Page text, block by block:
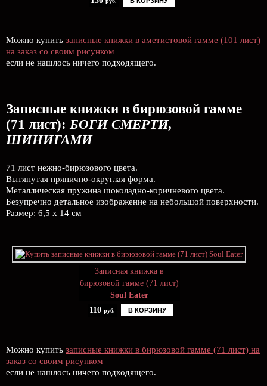
Можно купить записные книжки в аметистовой гамме (101 лист)
на заказ со своим рисунком
если не нашлось ничего подходящего.
Записные книжки в бирюзовой гамме
(71 лист):БОГИ СМЕРТИ,
ШИНИГАМИ
71 лист нежно-бирюзового цвета.
Вытянутая прянично-округлая форма.
Металлическая пружина шоколадно-коричневого цвета.
Безупречно детальное изображение на небольшой поверхности.
Размер: 6,5 х 14 см
Записная книжка в
бирюзовой гамме (71 лист)
Soul Eater
110 руб. В КОРЗИНУ
Можно купить записные книжки в бирюзовой гамме (71 лист) на
заказ со своим рисунком
если не нашлось ничего подходящего.